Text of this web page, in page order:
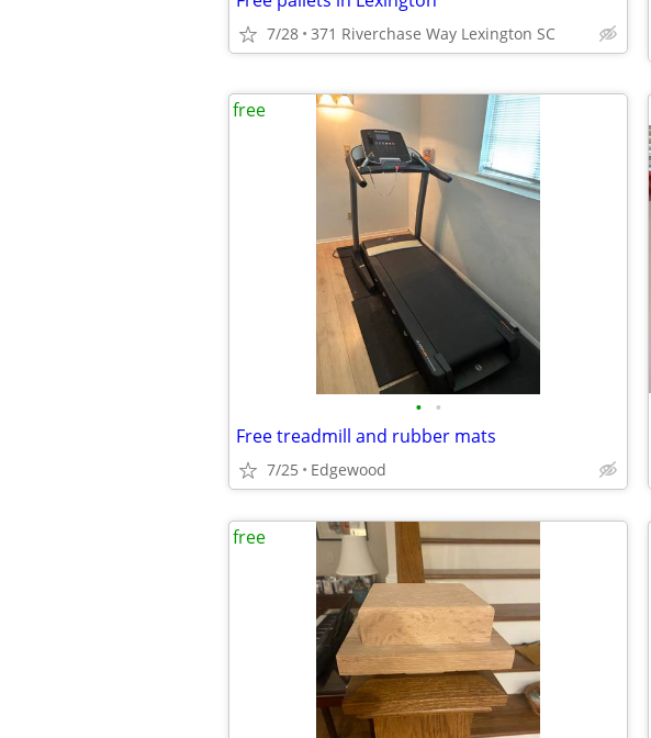
7/28 371 Riverchase Way Lexington SC
• •
Free treadmill and rubber mats
7/25 Edgewood
free
free